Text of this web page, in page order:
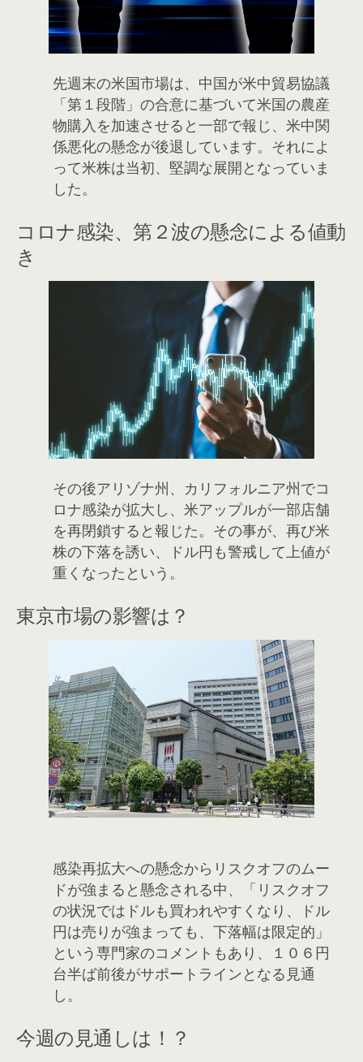
先週末の米国市場は、中国が米中貿易協議
「第１段階」の合意に基づいて米国の農産
物購入を加速させると一部で報じ、米中関
係悪化の懸念が後退しています。それによ
って米株は当初、堅調な展開となっていま
した。
コロナ感染、第２波の懸念による値動
き
その後アリゾナ州、カリフォルニア州でコ
ロナ感染が拡大し、米アップルが一部店舗
を再閉鎖すると報じた。その事が、再び米
株の下落を誘い、ドル円も警戒して上値が
重くなったという。
東京市場の影響は？
感染再拡大への懸念からリスクオフのムー
ドが強まると懸念される中、「リスクオフ
の状況ではドルも買われやすくなり、ドル
円は売りが強まっても、下落幅は限定的」
という専門家のコメントもあり、１０６円
台半ば前後がサポートラインとなる見通
し。
今週の見通しは！？